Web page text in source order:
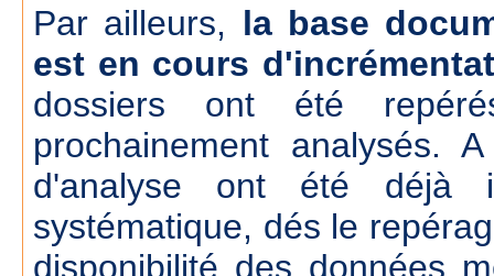
Par ailleurs, la base
est en cours
dossiers ont été
prochainement analysés.
d'analyse ont été déjà
systématique, dés le
disponibilité des données